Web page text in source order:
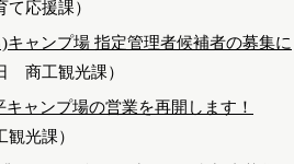
て応援課）
ャンプ場 指定管理者候補者の募集に
商工観光課）
キャンプ場の営業を再開します！
観光課）